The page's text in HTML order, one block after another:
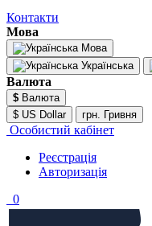
Контакти
Мова
Мова
Українська
Валюта
$ Валюта
$ US Dollar
грн. Гривня
Особистий кабінет
Реєстрація
Авторизація
0